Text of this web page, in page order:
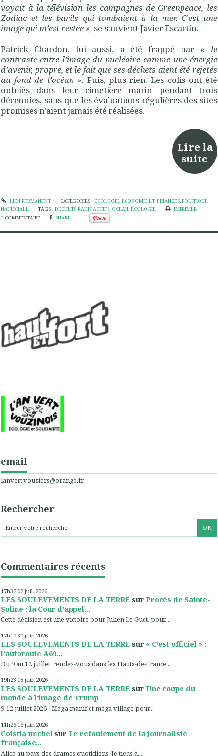
voyait à la télévision les campagnes de Greenpeace, les
Zodiac et les barils qui tombaient à la mer. C’est une
image qui m’est restée», se souvient Javier Escartín.
Patrick Chardon, lui aussi, a été frappé par «
le
contraste entre l’image du nucléaire comme une énergie
d’avenir, propre, et le fait que ses déchets aient été rejetés
au fond de l’océan ». Puis, plus rien. Les colis ont été
oubliés dans leur cimetière marin pendant trois
décennies, sans que les évaluations régulières des sites
promises n’aient jamais été réalisées.
Lire la
suite
LIEN PERMANENT CATÉGORIES : ÉCOLOGIE, ÉCONOMIE ET FINANCES, POLITIQUE
NATIONALE
TAGS :DÉCHETS RADIOACTIFS OCEAN ,ÉCOLOGIE
IMPRIMER
0 COMMENTAIRE SHARE
email
lanvert.vouziers@orange.fr .
Rechercher
Commentaires récents
17h32 02 juil. 2026
LES SOULEVEMENTS DE LA TERRE sur Procès de Sainte-
Soline : la Cour d'appel...
Cette décision est une victoire pour Julien Le Guet, pour...
17h10 30 juin 2026
LES SOULEVEMENTS DE LA TERRE sur « C’est officiel » :
l’autoroute A69...
Du 9 au 12 juillet, rendez-vous dans les Hauts-de-France...
19h23 18 juin 2026
LES SOULEVEMENTS DE LA TERRE sur Une coupe du
monde à l’image de Trump
9-12 juillet 2026 - Méga manif et méga village pour...
11h26 16 juin 2026
Coistia michel sur Le refoulement de la journaliste
française...
Alice au pays des drames quotidiens. Je tiens à...